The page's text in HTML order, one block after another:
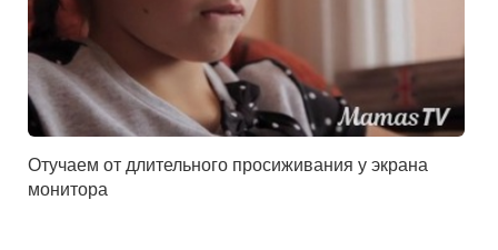
Отучаем от длительного просиживания у экрана
монитора